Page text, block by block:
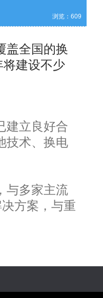
浏览： 609
盖全国的换
将建设不少
建立良好合
技术、换电
与多家主流
方案，与重